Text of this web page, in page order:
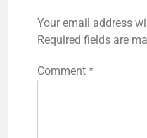
Your email address
Required fields are
Comment *